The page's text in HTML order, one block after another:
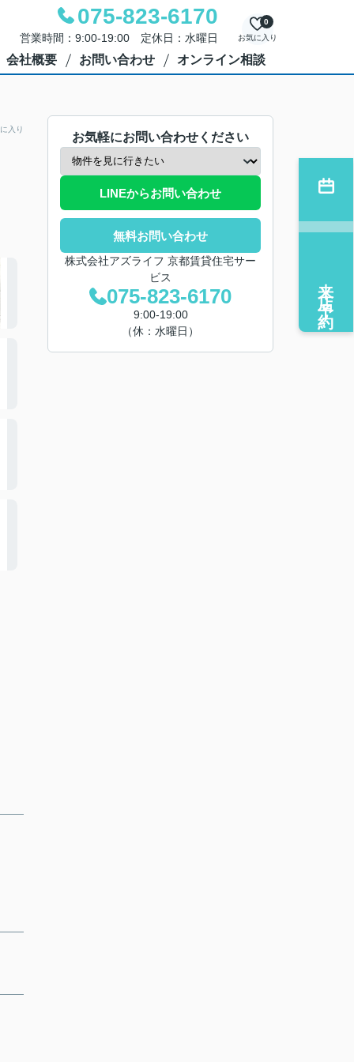
075-823-6170
営業時間：9:00-19:00 定休日：水曜日 お気に入り
0
会社概要 お問い合わせ オンライン相談
入り
お気軽にお問い合わせください
LINEからお問い合わせ
無料お問い合わせ
株式会社アズライフ 京都賃貸住宅サー
ビス
075-823-6170
9:00-19:00
（休：水曜日）
来店予約